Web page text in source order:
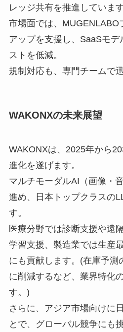
レッジ共有を推進しています
市場面では、MUGENLABO
アップを支援し、SaaSモデ
ストを低減。
規制対応も、専門チームで
WAKONXの未来展望
WAKONXは、2025年から
進化を遂げます。
マルチモーダルAI（画像・
進め、日本トップクラスの
す。
医療分野では診断支援や遠
学習支援、製造業では生産
にも貢献します。(在庫予測
に削減するなど、業界特化
す。)
さらに、アジア市場向けに
とで、グローバル競争にも挑